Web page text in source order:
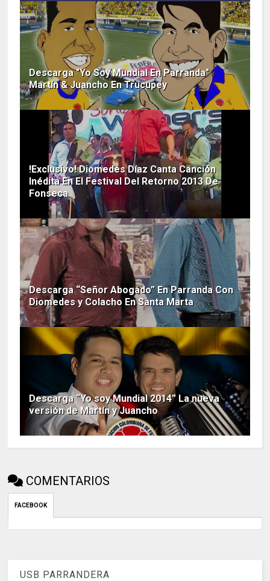
Descarga "Yo Soy Mundial En Parranda"
Martín & Juancho En Trucupey
!Exclusivo! Diomedes Díaz Canta Canción
Inédita En El Festival Del Retorno 2013 De
Fonseca
Descarga “Señor Abogado” En Parranda Con
Diomedes y Colacho En Santa Marta
Descarga “Yo soy Mundial 2014” La nueva
versión de Martín y Juancho
COMENTARIOS
FACEBOOK
USB PARRANDERA